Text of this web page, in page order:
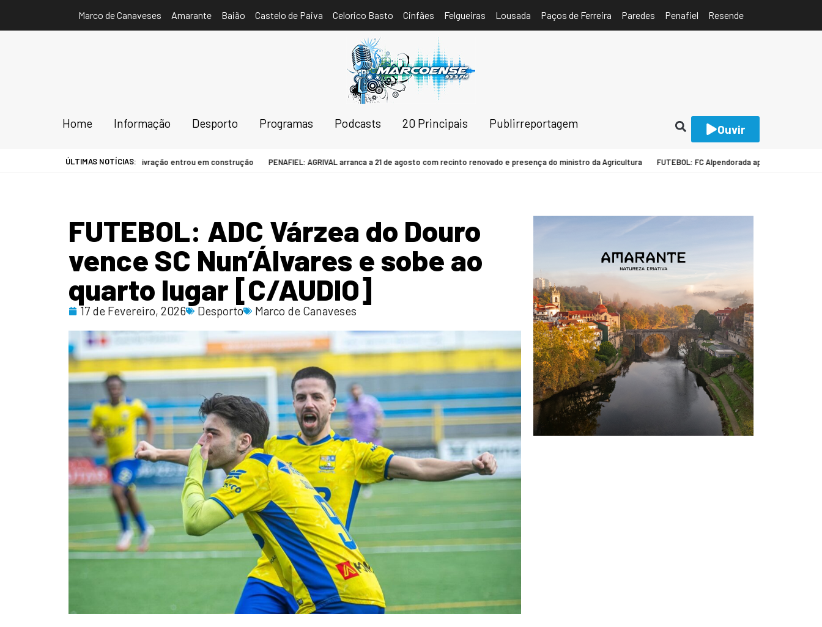
Marco de Canaveses Amarante Baião Castelo de Paiva Celorico Basto Cinfães Felgueiras Lousada Paços de Ferreira Paredes Penafiel Resende
Home Informação Desporto Programas Podcasts 20 Principais Publirreportagem Ouvir
estacionamento da Estação da Livração entrou em construção PENAFIEL: AGRIVAL arranca a 21 de agosto com recinto renovado e presença do ministro da Agricultura FUTEBOL: FC Alpendorada apresenta equipa
ÚLTIMAS NOTÍCIAS:
FUTEBOL: ADC Várzea do Douro
vence SC Nun’Álvares e sobe ao
quarto lugar [C/AUDIO]
17 de Fevereiro, 2026 Desporto Marco de Canaveses